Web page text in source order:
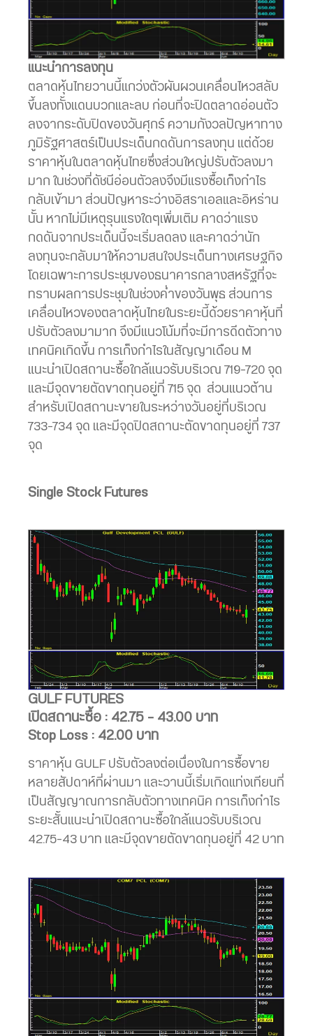
แนะนำการลงทุน
ตลาดหุ้นไทยวานนี้แกว่งตัวผันผวนเคลื่อนไหวสลับ
ขึ้นลงทั้งแดนบวกและลบ ก่อนที่จะปิดตลาดอ่อนตัว
ลงจากระดับปิดของวันศุกร์ ความกังวลปัญหาทาง
ภูมิรัฐศาสตร์เป็นประเด็นกดดันการลงทุน แต่ด้วย
ราคาหุ้นในตลาดหุ้นไทยซึ่งส่วนใหญ่ปรับตัวลงมา
มาก ในช่วงที่ดัชนีอ่อนตัวลงจึงมีแรงซื้อเก็งกำไร
กลับเข้ามา ส่วนปัญหาระว่างอิสราเอลและอิหร่าน
นั้น หากไม่มีเหตุรุนแรงใดๆเพิ่มเติม คาดว่าแรง
กดดันจากประเด็นนี้จะเริ่มลดลง และคาดว่านัก
ลงทุนจะกลับมาให้ความสนใจประเด็นทางเศรษฐกิจ
โดยเฉพาะการประชุมของธนาคารกลางสหรัฐที่จะ
ทราบผลการประชุมในช่วงค่ำของวันพุธ ส่วนการ
เคลื่อนไหวของตลาดหุ้นไทยในระยะนี้ด้วยราคาหุ้นที่
ปรับตัวลงมามาก จึงมีแนวโน้มที่จะมีการดีดตัวทาง
เทคนิคเกิดขึ้น การเก็งกำไรในสัญญาเดือน M
แนะนำเปิดสถานะซื้อใกล้แนวรับบริเวณ 719-720 จุด
และมีจุดขายตัดขาดทุนอยู่ที่ 715 จุด ส่วนแนวต้าน
สำหรับเปิดสถานะขายในระหว่างวันอยู่ที่บริเวณ
733-734 จุด และมีจุดปิดสถานะตัดขาดทุนอยู่ที่ 737
จุด
Single Stock Futures
GULF FUTURES
เปิดสถานะซื้อ : 42.75 – 43.00 บาท
Stop Loss : 42.00 บาท
ราคาหุ้น GULF ปรับตัวลงต่อเนื่องในการซื้อขาย
หลายสัปดาห์ที่ผ่านมา และวานนี้เริ่มเกิดแท่งเทียนที่
เป็นสัญญาณการกลับตัวทางเทคนิค การเก็งกำไร
ระยะสั้นแนะนำเปิดสถานะซื้อใกล้แนวรับบริเวณ
42.75-43 บาท และมีจุดขายตัดขาดทุนอยู่ที่ 42 บาท